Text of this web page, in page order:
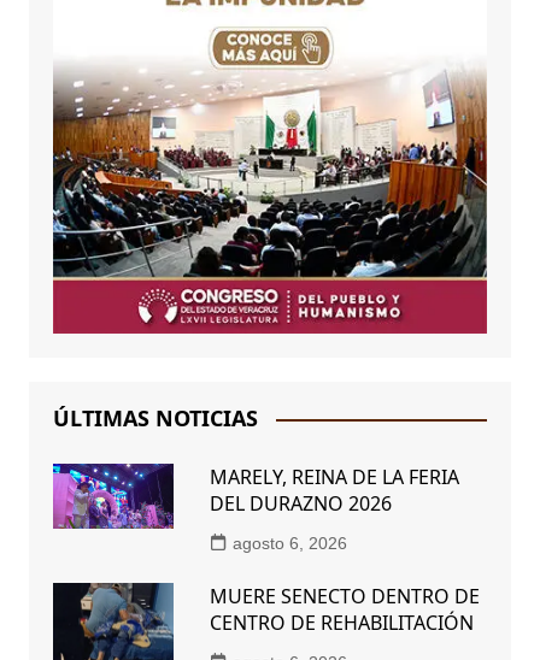
ÚLTIMAS NOTICIAS
MARELY, REINA DE LA FERIA
DEL DURAZNO 2026
agosto 6, 2026
MUERE SENECTO DENTRO DE
CENTRO DE REHABILITACIÓN